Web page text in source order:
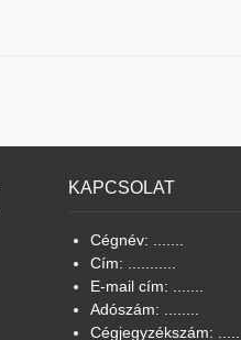
KAPCSOLAT
Cégnév: .......
Cím: ...........
E-mail cím: .......
Adószám: ........
Cégjegyzékszám: .......